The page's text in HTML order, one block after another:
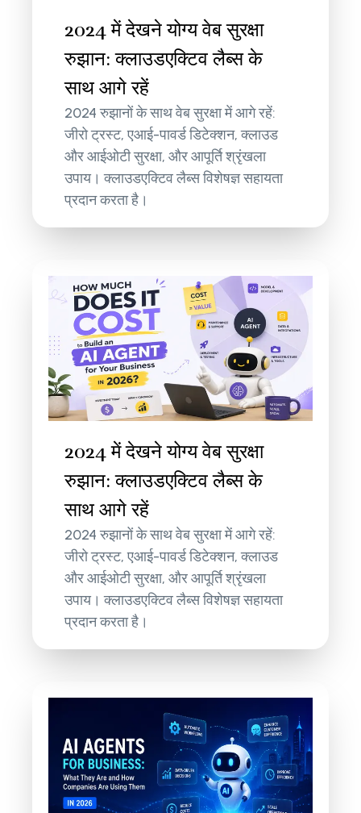
2024 में देखने योग्य वेब सुरक्षा
रुझान: क्लाउडएक्टिव लैब्स के
साथ आगे रहें
2024 रुझानों के साथ वेब सुरक्षा में आगे रहें:
जीरो ट्रस्ट, एआई-पावर्ड डिटेक्शन, क्लाउड
और आईओटी सुरक्षा, और आपूर्ति श्रृंखला
उपाय। क्लाउडएक्टिव लैब्स विशेषज्ञ सहायता
प्रदान करता है।
2024 में देखने योग्य वेब सुरक्षा
रुझान: क्लाउडएक्टिव लैब्स के
साथ आगे रहें
2024 रुझानों के साथ वेब सुरक्षा में आगे रहें:
जीरो ट्रस्ट, एआई-पावर्ड डिटेक्शन, क्लाउड
और आईओटी सुरक्षा, और आपूर्ति श्रृंखला
उपाय। क्लाउडएक्टिव लैब्स विशेषज्ञ सहायता
प्रदान करता है।